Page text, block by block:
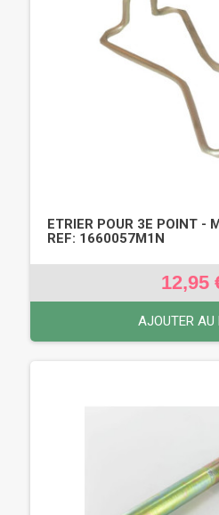
ETRIER POUR 3E POINT -
REF: 1660057M1N
12,95
AJOUTER AU